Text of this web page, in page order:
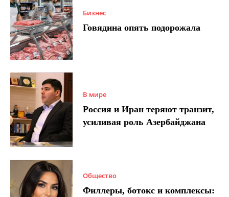
Бизнес
Говядина опять подорожала
В мире
Россия и Иран теряют транзит,
усиливая роль Азербайджана
Общество
Филлеры, ботокс и комплексы: